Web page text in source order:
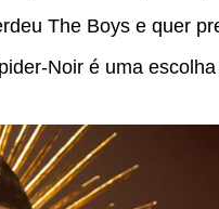
The Boys e quer
Noir é uma